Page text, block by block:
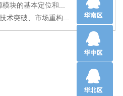
块的基本定位和...
术突破、市场重构...